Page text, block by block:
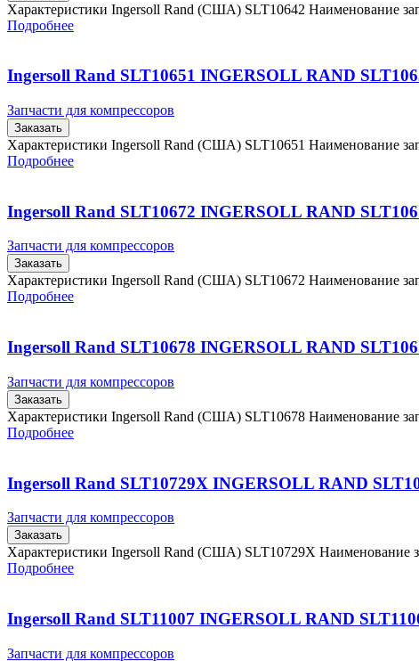
Характеристики Ingersoll Rand (США) SLT10642 Наименование
Подробнее
Ingersoll Rand SLT10651 INGERSOLL RAND
Запчасти для компрессоров
Заказать
Характеристики Ingersoll Rand (США) SLT10651 Наименование
Подробнее
Ingersoll Rand SLT10672 INGERSOLL RAND
Запчасти для компрессоров
Заказать
Характеристики Ingersoll Rand (США) SLT10672 Наименование
Подробнее
Ingersoll Rand SLT10678 INGERSOLL RAND
Запчасти для компрессоров
Заказать
Характеристики Ingersoll Rand (США) SLT10678 Наименование
Подробнее
Ingersoll Rand SLT10729X INGERSOLL RAND
Запчасти для компрессоров
Заказать
Характеристики Ingersoll Rand (США) SLT10729X
Подробнее
Ingersoll Rand SLT11007 INGERSOLL RAND
Запчасти для компрессоров